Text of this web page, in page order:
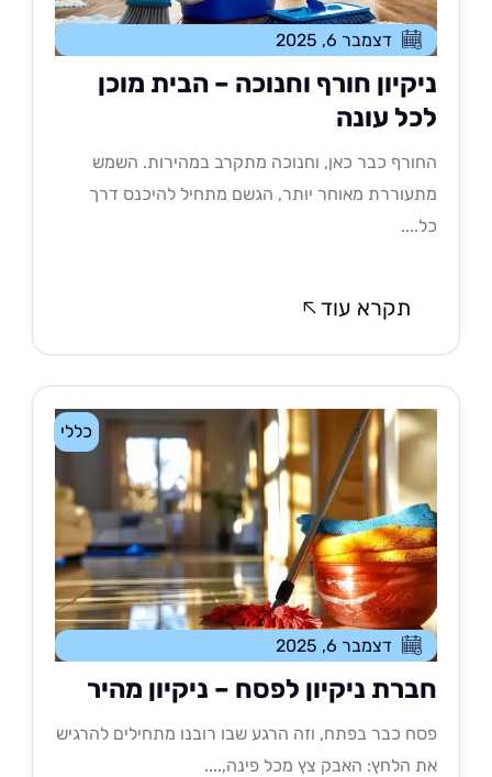
דצמבר 6, 2025
חורף וחנוכה – הבית מוכן
עונה
כבר כאן, וחנוכה מתקרב במהירות. השמש
מאוחר יותר, הגשם מתחיל להיכנס דרך
תקרא עוד
כללי
דצמבר 6, 2025
ניקיון לפסח – ניקיון מהיר
כבר בפתח, וזה הרגע שבו רובנו מתחילים להרגיש
הלחץ: האבק צץ מכל פינה,....